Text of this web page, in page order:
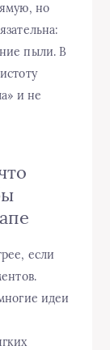
но
пыли. В
и не
если
идеи